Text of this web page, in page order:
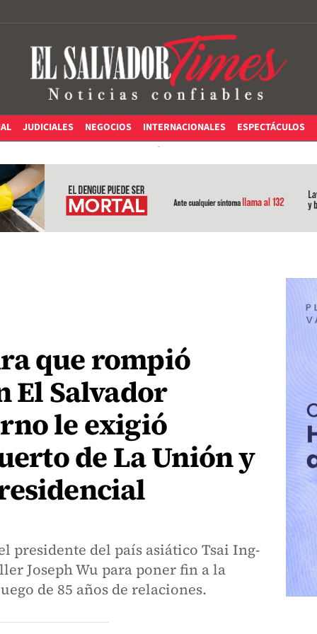
JUDICIALES NEGOCIOS INTERNACIONALES ESPECTÁCULOS
que rompió
El Salvador
le exigió
de La Unión y
presidente del país asiático Tsai Ing-
Joseph Wu para poner fin a la
de 85 años de relaciones.